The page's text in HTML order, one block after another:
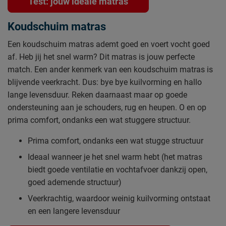
Koudschuim matras
Een koudschuim matras ademt goed en voert vocht goed
af. Heb jij het snel warm? Dit matras is jouw perfecte
match. Een ander kenmerk van een koudschuim matras is
blijvende veerkracht. Dus: bye bye kuilvorming en hallo
lange levensduur. Reken daarnaast maar op goede
ondersteuning aan je schouders, rug en heupen. O en op
prima comfort, ondanks een wat stuggere structuur.
Prima comfort, ondanks een wat stugge structuur
Ideaal wanneer je het snel warm hebt (het matras
biedt goede ventilatie en vochtafvoer dankzij open,
goed ademende structuur)
Veerkrachtig, waardoor weinig kuilvorming ontstaat
en een langere levensduur